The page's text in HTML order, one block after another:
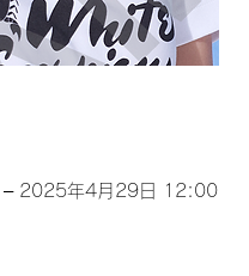
2025年4月29日 12:00